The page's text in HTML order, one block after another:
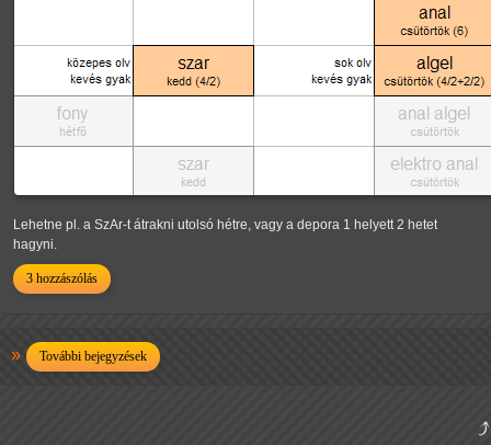
Lehetne pl. a SzAr-t átrakni utolsó hétre, vagy a depora 1 helyett 2 hetet
hagyni.
3 hozzászólás
További bejegyzések